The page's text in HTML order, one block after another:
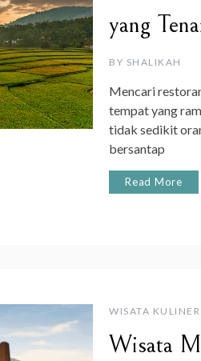
yang
BY SHALIKAH
Mencari
tempat yang
tidak sedikit
bersantap
Read More
WISATA KULINER
Wisata